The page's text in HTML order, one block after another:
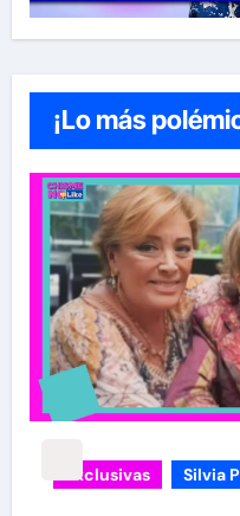
¡Lo más
Exclusivas Silvia